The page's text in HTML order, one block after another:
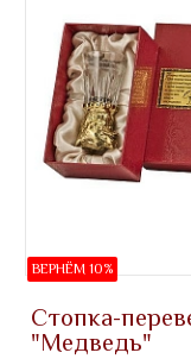
ВЕРНЁМ 10%
Стопка-
"Медведь"